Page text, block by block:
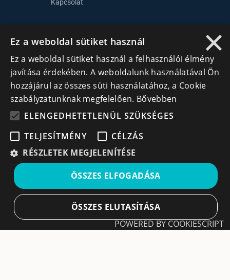
Kapcsolat
Lépj kapcsolatba velünk
info@cegek.ro
+40 740 856 970
Iratkozz fel hírlevelünkre!
Ne hagyd ki a lehetőséget, hogy naprakész maradj a
egyszerű és gyors illetve bármikor leiratkozhatsz, ha úgy
×
Ez a weboldal sütiket használ
Ez a weboldal sütiket használ a felhasználói élmény
javítása érdekében. A weboldalunk használatával Ön
hozzájárul az összes süti használatához, a Cookie
szabályzatunknak megfelelően. Bővebben
ELENGEDHETETLENÜL SZÜKSÉGES
TELJESÍTMÉNY
CÉLZÁS
RÉSZLETEK MEGJELENÍTÉSE
ÖSSZES ELFOGADÁSA
ÖSSZES ELUTASÍTÁSA
POWERED BY COOKIESCRIPT